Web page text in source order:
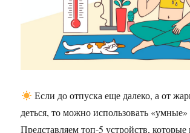
Если до отпуска еще далеко, а от
деться, то можно использовать
Представляем топ-5 устройств,